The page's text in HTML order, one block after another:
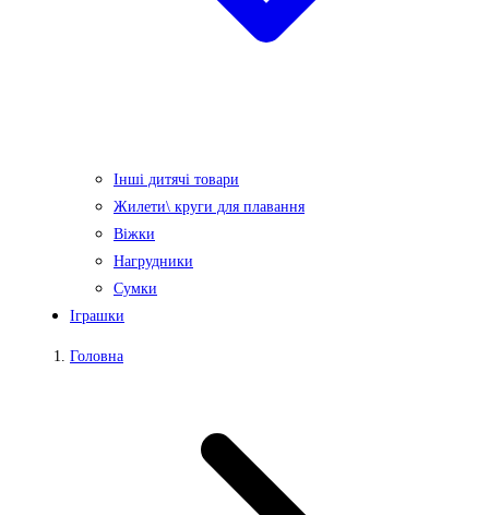
Інші дитячі товари
Жилети\ круги для плавання
Віжки
Нагрудники
Сумки
Іграшки
Головна